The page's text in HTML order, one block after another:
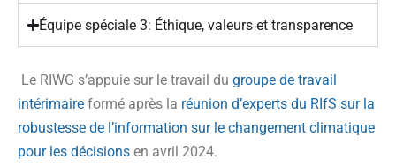
Équipe spéciale 3: Éthique, valeurs et transparence
Le RIWG s’appuie sur le travail du groupe de travail
intérimaire formé après la réunion d’experts du RIfS sur la
robustesse de l’information sur le changement climatique
pour les décisions en avril 2024.